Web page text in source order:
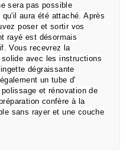
sera pas possible
qu'il aura été attaché.Après
poser et sortir vos
rayé est désormais
Vous recevrez la
avec les instructions
dégraissante
un tube d'
polissage et rénovation de
confère à la
sans rayer et une couche